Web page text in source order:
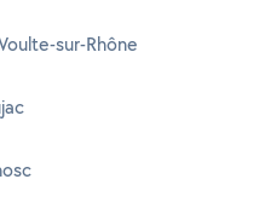
sur-Rhône